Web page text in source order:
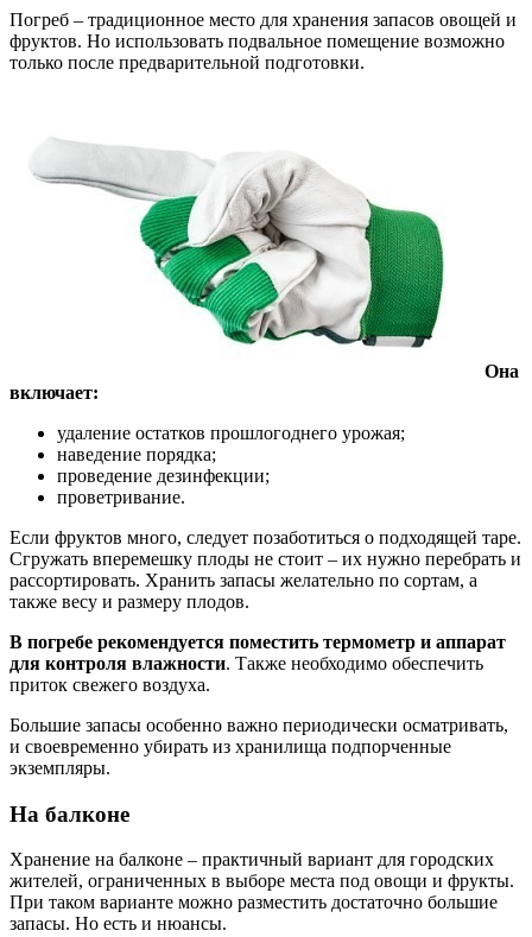
Погреб – традиционное место для хранения запасов овощей и
фруктов. Но использовать подвальное помещение возможно
только после предварительной подготовки.
Она
включает:
удаление остатков прошлогоднего урожая;
наведение порядка;
проведение дезинфекции;
проветривание.
Если фруктов много, следует позаботиться о подходящей таре.
Сгружать вперемешку плоды не стоит – их нужно перебрать и
рассортировать. Хранить запасы желательно по сортам, а
также весу и размеру плодов.
В погребе рекомендуется поместить термометр и аппарат
для контроля влажности. Также необходимо обеспечить
приток свежего воздуха.
Большие запасы особенно важно периодически осматривать,
и своевременно убирать из хранилища подпорченные
экземпляры.
На балконе
Хранение на балконе – практичный вариант для городских
жителей, ограниченных в выборе места под овощи и фрукты.
При таком варианте можно разместить достаточно большие
запасы. Но есть и нюансы.